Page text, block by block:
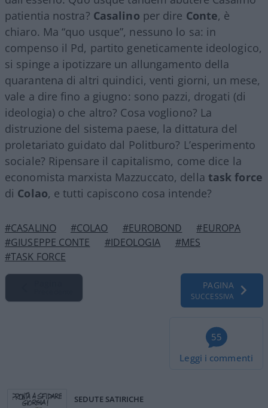
patientia nostra? Casalino per dire Conte, è
chiaro. Ma “quo usque”, nessuno lo sa: in
compenso il Pd, partito geneticamente ideologico,
si spinge a ipotizzare un allungamento della
quarantena di altri quindici, venti giorni, un mese,
vale a dire fino a giugno: sono pazzi, drogati (di
ideologia) o che altro? Cosa vogliono? La
distruzione del sistema paese, la dittatura del
proletariato guidato dal Politburo? L’esperimento
sociale? Ripensare il capitalismo, come dice la
economista marxista Mazzuccato, della task force
di Colao, e tutti capiscono cosa intende?
#CASALINO #COLAO #EUROBOND
#EUROPA
#GIUSEPPE CONTE
#IDEOLOGIA
#MES
#TASK FORCE
PAGINA
SUCCESSIVA
55
Leggi i commenti
SEDUTE SATIRICHE